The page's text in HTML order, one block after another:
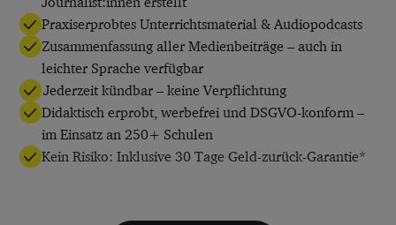
Praxiserprobtes Unterrichtsmaterial & Audiopodcasts
Zusammenfassung aller Medienbeiträge – auch in
leichter Sprache verfügbar
Jederzeit kündbar – keine Verpflichtung
Didaktisch erprobt, werbefrei und DSGVO-konform –
im Einsatz an 250+ Schulen
Kein Risiko: Inklusive 30 Tage Geld-zurück-Garantie*